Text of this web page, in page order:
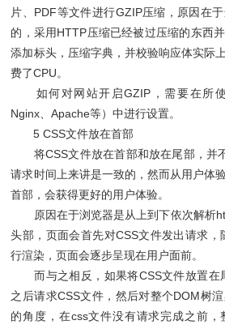
片、PDF等文件进行GZIP压缩，原因在
的，采用HTTP压缩已经被过压缩的东西
添加标头，压缩字典，并校验响应体实际
费了CPU。
如何对网站开启GZIP，需要在所使
Nginx、Apache等）中进行设置。
5 CSS文件放在首部
将CSS文件放在首部和放在尾部，并
请求时间上来讲是一致的，然而从用户体
首部，会获得更好的用户体验。
原因在于浏览器是从上到下依次解析
头部，页面会首先对CSS文件发出请求
行渲染，页面会逐步呈现在用户面前。
而与之相反，如果将CSS文件放置在
之后请求CSS文件，然后对整个DOM树
的角度，在css文件没有请求完成之前